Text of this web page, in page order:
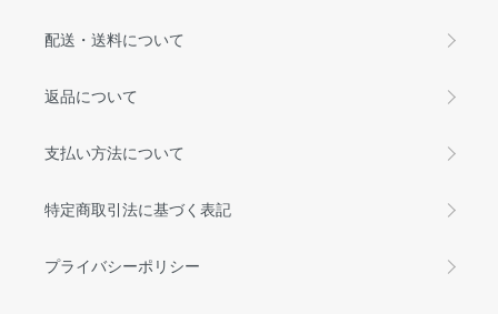
配送・送料について
返品について
支払い方法について
特定商取引法に基づく表記
プライバシーポリシー